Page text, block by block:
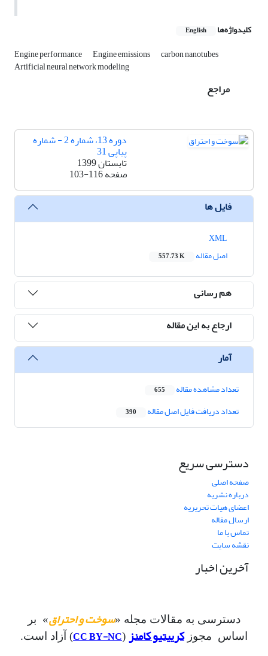
کلیدواژه‌ها English
Engine performance Engine emissions carbon nanotubes
Artificial neural network modeling
مراجع
دوره 13، شماره 2 - شماره
پیاپی 31
تابستان 1399
صفحه103-116
فایل ها
اصل مقاله
557.73 K
هم رسانی
ارجاع به این مقاله
آمار
تعداد مشاهده مقاله 655
تعداد دریافت فایل اصل مقاله 390
دسترسی سریع
صفحه اصلی
درباره نشریه
اعضای هیات تحریریه
ارسال مقاله
تماس با ما
نقشه سایت
آخرین اخبار
دسترسی به مقالات مجله «سوخت و احتراق» بر
اساس مجوزکرییتیو کامنز (
CC BY-NC) آزاد است.